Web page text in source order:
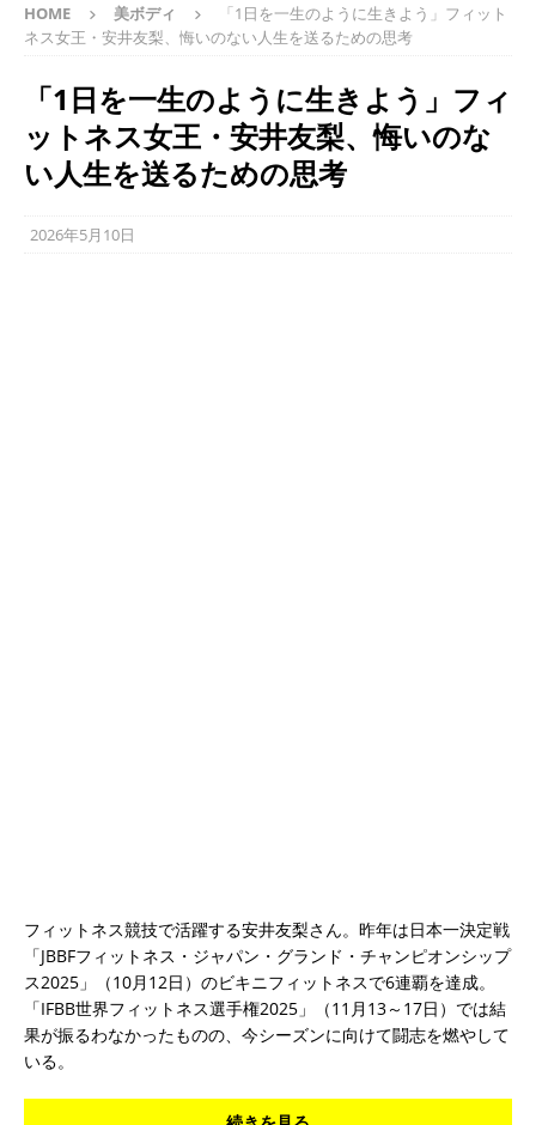
HOME 美ボディ
「1日を一生のように生きよう」フィット
ネス女王・安井友梨、悔いのない人生を送るための思考
「1日を一生のように生きよう」フィ
ットネス女王・安井友梨、悔いのな
い人生を送るための思考
2026年5月10日
フィットネス競技で活躍する安井友梨さん。昨年は日本一決定戦
「JBBFフィットネス・ジャパン・グランド・チャンピオンシップ
ス2025」（10月12日）のビキニフィットネスで6連覇を達成。
「IFBB世界フィットネス選手権2025」（11月13～17日）では結
果が振るわなかったものの、今シーズンに向けて闘志を燃やして
いる。